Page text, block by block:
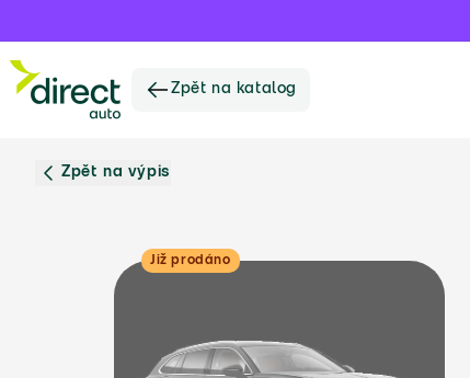
Zpět na katalog
Zpět na výpis
Již prodáno